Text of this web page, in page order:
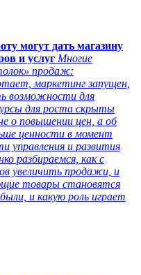
могут дать магазину
и услуг Многие
продаж:
маркетинг запущен,
возможности для
для роста скрыты
о повышении цен, а об
ценности в момент
управления и развития
разбираемся, как с
увеличить продажи, и
товары становятся
и какую роль играет